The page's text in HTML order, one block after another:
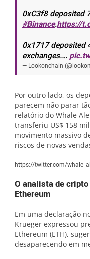
0xC3f8 deposited
#Binance.https://
0x1717 deposited
exchanges.…
— Lookonchain
Por outro lado, os
parecem não parar
relatório do Whale
transferiu US$ 158
movimento massivo
riscos de novas
https://twitter.com/
O analista de
Ethereum
Em uma declaração
Krueger expressou
Ethereum (ETH),
desaparecendo em